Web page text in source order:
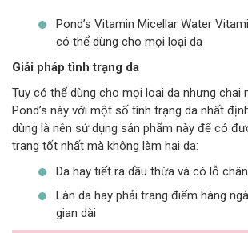
Pond’s Vitamin Micellar Water
có thể dùng cho mọi loại da
Giải pháp tình trạng da
Tuy có thể dùng cho mọi loại da nhưng chai
Pond’s này với một số tình trạng da nhất
dùng là nên sử dụng sản phẩm này để có
trang tốt nhất mà không làm hại da:
Da hay tiết ra dầu thừa và có lỗ
Làn da hay phải trang điểm hàng
gian dài